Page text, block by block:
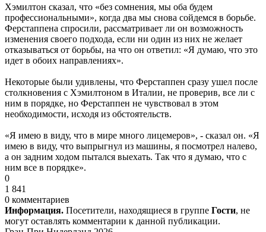
Хэмилтон сказал, что «без сомнения, мы оба будем
профессиональными», когда два мы снова сойдемся в борьбе.
Ферстаппена спросили, рассматривает ли он возможность
изменения своего подхода, если ни один из них не желает
отказываться от борьбы, на что он ответил: «Я думаю, что это
идет в обоих направлениях».
Некоторые были удивлены, что Ферстаппен сразу ушел после
столкновения с Хэмилтоном в Италии, не проверив, все ли с
ним в порядке, но Ферстаппен не чувствовал в этом
необходимости, исходя из обстоятельств.
«Я имею в виду, что в мире много лицемеров», - сказал он. «Я
имею в виду, что выпрыгнул из машины, я посмотрел налево,
а он задним ходом пытался выехать. Так что я думаю, что с
ним все в порядке».
0
1 841
0 комментариев
Информация. Посетители, находящиеся в группе Гости, не
могут оставлять комментарии к данной публикации.